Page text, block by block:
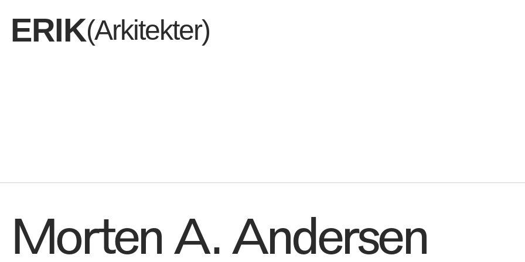
ERIK(Arkitekter)
Dem vi er Det vi
Morten A. Andersen